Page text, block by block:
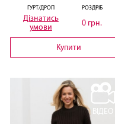
ГУРТ/ДРОП
Дізнатись
умови
РОЗДРІБ
0 грн.
Купити
ВІДЕО